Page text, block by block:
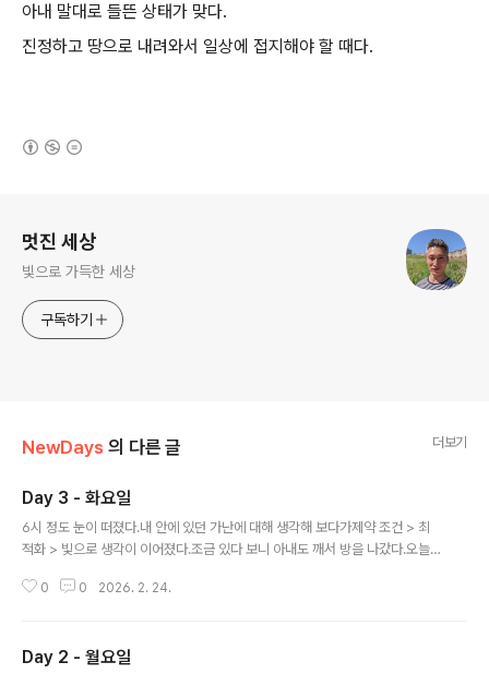
아내 말대로 들뜬 상태가 맞다.
진정하고 땅으로 내려와서 일상에 접지해야 할 때다.
멋진 세상
빛으로 가득한 세상
구독하기
NewDays 의 다른 글 더보기
Day 3 - 화요일
6시 정도 눈이 떠졌다.내 안에 있던 가난에 대해 생각해 보다가제약 조건 > 최
적화 > 빛으로 생각이 이어졌다.조금 있다 보니 아내도 깨서 방을 나갔다.오늘
그런 거 같다고 걱정을 했다.나는 잠은 잘 잤는데 몸이 찌뿌둥해서 일찍 일어난
시작했다.될 수 있으면 온몸을 다 풀어보려고 노력했다.그랬더니 그동안 뭉쳐있
0 0 2026. 2. 24.
Day 2 - 월요일